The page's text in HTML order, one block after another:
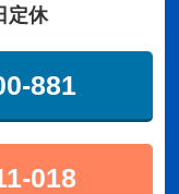
定休
881
018